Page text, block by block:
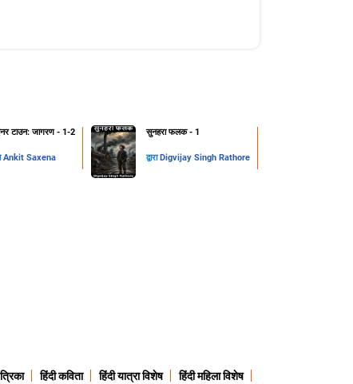
टाउन: जागरण - 1-2
Ankit Saxena
सुनहरा फलक - 1
द्वारा Digvijay Singh Rathore
हिंदी कविता हिंदी यात्रा विशेष
हिंदी महिला विशेष